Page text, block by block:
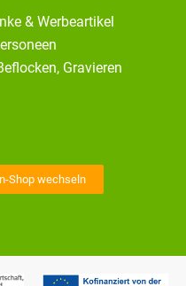
& Werbeartikel
Gravieren
Shop wechseln